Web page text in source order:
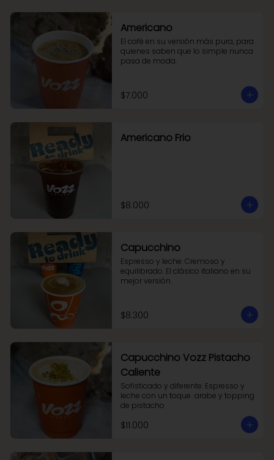
Americano
El café en su versión más pura, para
quienes saben que lo simple nunca
pasa de moda.
$7.000
Americano Frio
$8.000
Capucchino
Espresso y leche. Cremoso y
equilibrado. El clásico italiano en su
mejor versión.
$8.300
Capucchino Vozz Pistacho
Caliente
Sofisticado y diferente. Espresso y
leche con un toque  arabe y topping
de pistacho
$11.000